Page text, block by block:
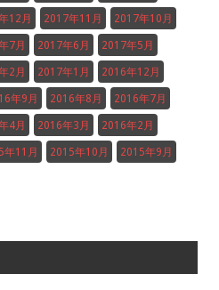
12月 2017年11月 2017年10月
7月 2017年6月 2017年5月
2月 2017年1月 2016年12月
年9月 2016年8月 2016年7月
4月 2016年3月 2016年2月
年11月 2015年10月 2015年9月